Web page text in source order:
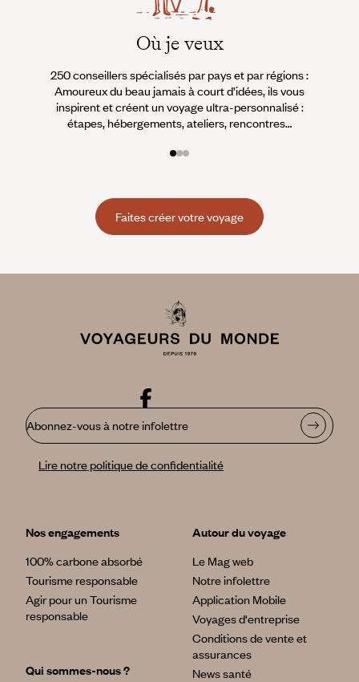
Où je veux
250 conseillers spécialisés par pays et par régions :
Amoureux du beau jamais à court d’idées, ils vous
inspirent et créent un voyage ultra-personnalisé :
étapes, hébergements, ateliers, rencontres…
Faites créer votre voyage
Abonnez-vous à notre infolettre
Lire notre politique de confidentialité
Nos engagements
100% carbone absorbé
Tourisme responsable
Agir pour un Tourisme
responsable
Qui sommes-nous ?
Autour du voyage
Le Mag web
Notre infolettre
Application Mobile
Voyages d'entreprise
Conditions de vente et
assurances
News santé